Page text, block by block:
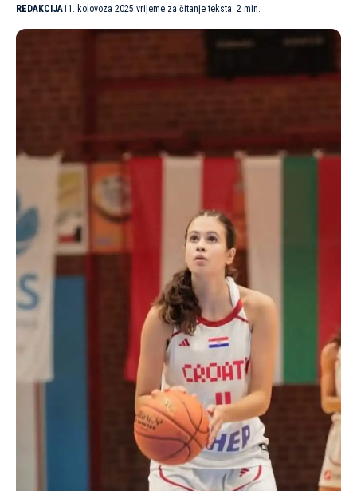
REDAKCIJA11. kolovoza 2025.vrijeme za čitanje teksta: 2 min.